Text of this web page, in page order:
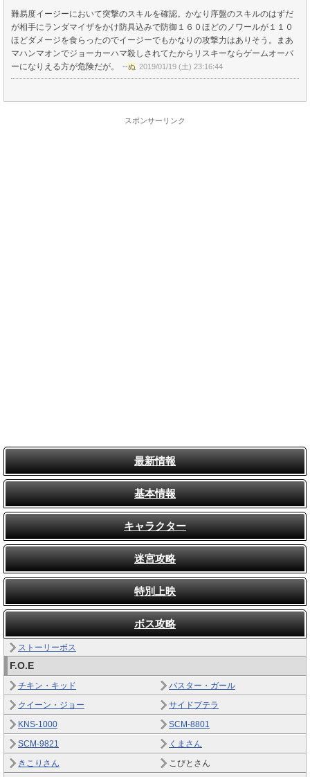
難易度イージーにおいて突撃のスキルを確認。かなり序盤のスキルのはずだ
が相手にランダマイザをかけ防具込みで防御１６０ほどのノワールが１１０
ほどダメージを食らったのでイージーでもかなりの攻撃力はありそう。まあ
マハンマオンでジョーカーハマ殺しされてたからリスキーならゲームオーバ
ーになりえる方が危険だが。
--ぬ 2019/01/19 (土) 23:16:44
スポンサーリンク
最新情報
基本情報
キャラクター
迷宮攻略
特別上映
ボス攻略
ストーリーボス
F.O.E
チキン・キッド
バスター・ガール
クイーン・ジョー
サイドプテラ
KNS-1000
SCM-8801
SCM-9821
くまさん
きこりさん
こびとさん